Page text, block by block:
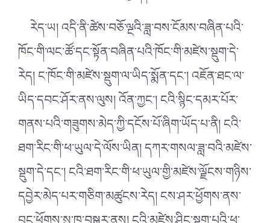
རེད་ཡ། འདི་ནི་ཚེས་བཅོ་ལྔའི་ཟླ་བས་ངོམས་བཞིན་པའི་
ཁོང་གི་ལང་ཚོ་དང་སྟོན་བཞིན་པའི་ཁོང་གི་མཛེས་སྡུག་དེ་
རེད། ང་ཁོང་གི་མཛེས་སྡུག་ལ་ཡིད་སྨོན་དང༌། འཇོན་ཐང་ལ་
ཡིད་དབང་ཤོར་ནས་ལུས། འོན་ཀྱང༌། ངའི་སྙིང་དམར་པོར་
གནས་པའི་གཟུགས་མེད་ཀྱི་དངོས་པོ་ཞིག་ཡོད་པ་ནི། ངའི་
ཐག་རིང་གི་ཕ་ཡུལ་དེ་ལོས་ཡིན། དཀར་གསལ་ཟླ་བའི་མཛེས་
སྡུག་དེ་དང༌། ངའི་ཐག་རིང་གི་ཕ་ཡུལ་གྱི་མཛེས་ལྗོངས་གཉིས་
དབྱེར་མེད་པར་གཅིག་མཚུངས་རེད། ངས་ཤར་ཕྱོགས་ནས་